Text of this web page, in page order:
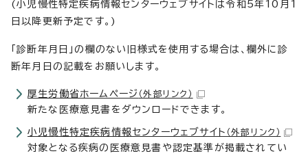
(小児慢性特定疾病情報センターウェブサイトは令和5年10月1
日以降更新予定です。)
「診断年月日」の欄のない旧様式を使用する場合は、欄外に診
断年月日の記載をお願いします。
厚生労働省ホームページ （外部リンク）
新たな医療意見書をダウンロードできます。
小児慢性特定疾病情報センターウェブサイト （外部リンク）
対象となる疾病の医療意見書や認定基準が掲載されてい